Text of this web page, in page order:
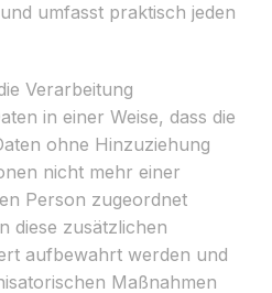
umfasst praktisch jeden
Verarbeitung
in einer Weise, dass die
ohne Hinzuziehung
nicht mehr einer
Person zugeordnet
diese zusätzlichen
aufbewahrt werden und
Maßnahmen